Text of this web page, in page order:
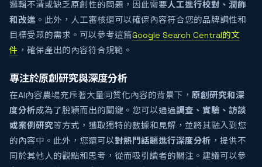
邏輯不清或缺乏原創性的問題，因此需要人工進行校對、潤飾
和改進 。此外，人工審核還可以確保內容符合您的品牌調性和
目標受眾的需求。可以參考這篇Google Search Central的文
件 ，確保產出的內容符合規範。
專注於原創研究與深度分析
在AI內容農場充斥著大量同質化內容的背景下， 原創研究和深
度分析成為了脫穎而出的關鍵。您可以通過調查、實驗、訪談
或案例研究等方式，獲取獨特的數據和見解，並將其融入到您
的內容中。此外，您還可以對熱門話題進行深度分析 ，提供不
同於其他人的觀點和思考，從而吸引讀者的關注。建議可以參